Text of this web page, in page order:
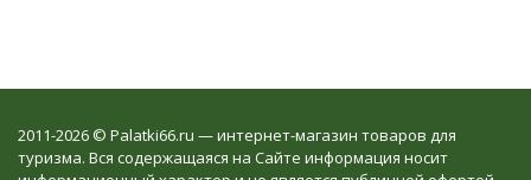
2011-2026 © Palatki66.ru — интернет-магазин товаров для
туризма. Вся содержащаяся на Сайте информация носит